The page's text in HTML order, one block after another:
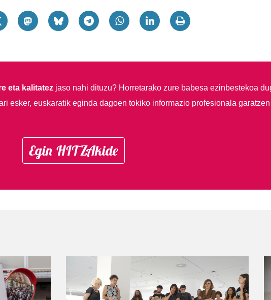
eta kalitatezjaso nahi dituzu? Horretarako zure babesa ezinbestekoa
esker, euskaratik eginda dagoen tokiko informazio profesionala garatzen
Egin HITZAkide